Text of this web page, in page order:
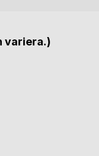
variera.)